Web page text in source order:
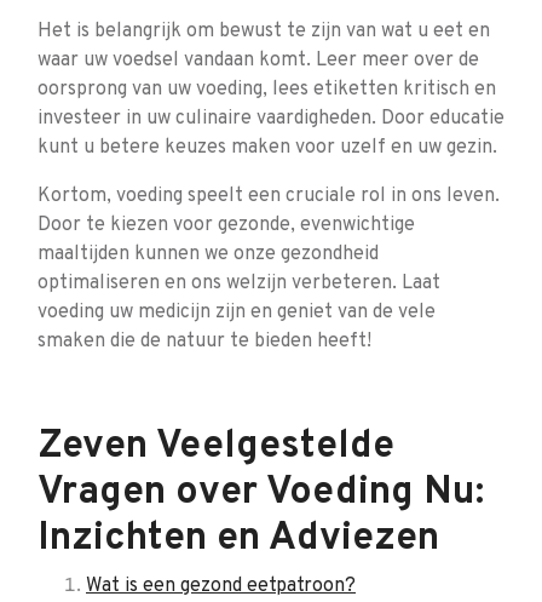
Het is belangrijk om bewust te zijn van wat u eet en
waar uw voedsel vandaan komt. Leer meer over de
oorsprong van uw voeding, lees etiketten kritisch en
investeer in uw culinaire vaardigheden. Door educatie
kunt u betere keuzes maken voor uzelf en uw gezin.
Kortom, voeding speelt een cruciale rol in ons leven.
Door te kiezen voor gezonde, evenwichtige
maaltijden kunnen we onze gezondheid
optimaliseren en ons welzijn verbeteren. Laat
voeding uw medicijn zijn en geniet van de vele
smaken die de natuur te bieden heeft!
Zeven Veelgestelde
Vragen over Voeding Nu:
Inzichten en Adviezen
Wat is een gezond eetpatroon?